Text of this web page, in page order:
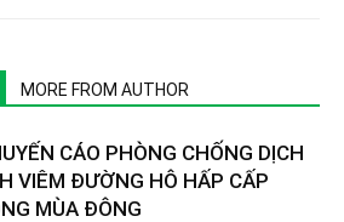
MORE FROM AUTHOR
CÁO PHÒNG CHỐNG DỊCH
VIÊM ĐƯỜNG HÔ HẤP CẤP
MÙA ĐÔNG